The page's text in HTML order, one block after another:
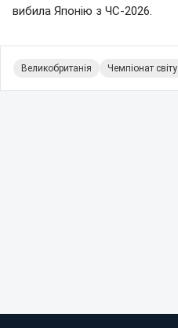
вибила Японію з ЧС-2026.
Великобританія Чемпіонат світу